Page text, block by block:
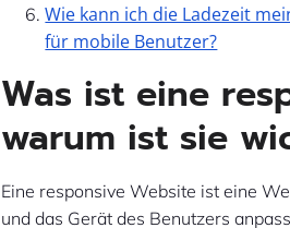
Wie kann ich die Ladezeit
für mobile Benutzer?
Was ist eine
warum ist sie
Eine responsive Website ist eine
und das Gerät des Benutzers